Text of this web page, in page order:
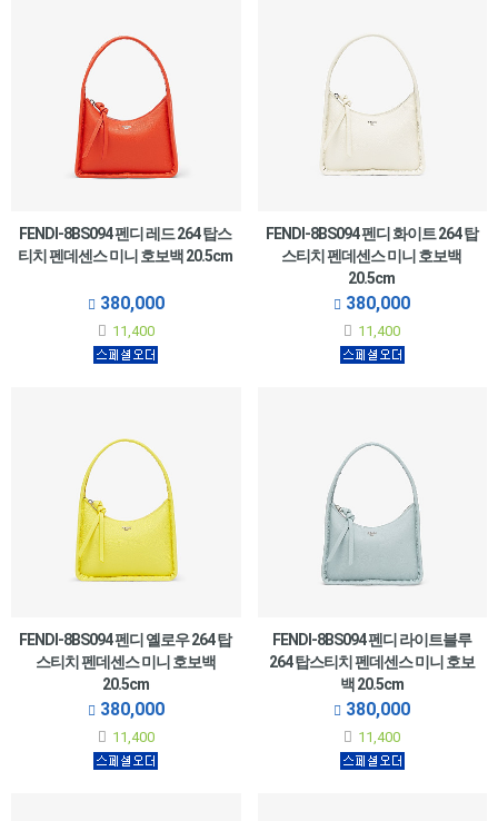
FENDI-8BS094 펜디 레드 264 탑스
티치 펜데센스 미니 호보백 20.5cm
380,000
11,400
FENDI-8BS094 펜디 화이트 264 탑
스티치 펜데센스 미니 호보백
20.5cm
380,000
11,400
FENDI-8BS094 펜디 옐로우 264 탑
스티치 펜데센스 미니 호보백
20.5cm
380,000
11,400
FENDI-8BS094 펜디 라이트블루
264 탑스티치 펜데센스 미니 호보
백 20.5cm
380,000
11,400